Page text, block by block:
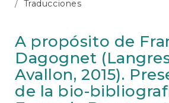
n
C
o
n
t
Traducciones
A propósito de
Dagognet
Avallon, 2015).
de la bio-